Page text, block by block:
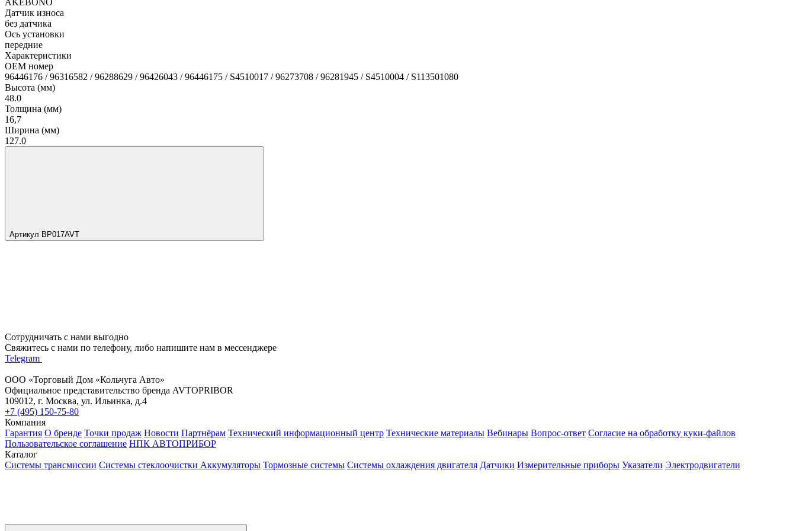
Датчик износа
без датчика
Ось установки
передние
Характеристики
OEM номер
96446176 / 96316582 / 96288629 / 96426043 / 96446175 / S4510017 / 96273708 / 96281945 / S4510004 / S113501080
Высота (мм)
48.0
Толщина (мм)
16,7
Ширина (мм)
127.0
Артикул BP017AVT
Сотрудничать с нами выгодно
Свяжитесь с нами по телефону, либо напишите нам в мессенджере
Telegram
ООО «Торговый Дом «Кольчуга Авто»
Официальное представительство бренда AVTOPRIBOR
109012, г. Москва, ул. Ильинка, д.4
+7 (495) 150-75-80
Компания
Гарантия О бренде Точки продаж Новости Партнёрам Технический информационный центр Технические материалы Вебинары Вопрос-ответ Согласие на обработку куки-файлов
Пользовательское соглашение НПК АВТОПРИБОР
Каталог
Системы трансмиссии Системы стеклоочистки Аккумуляторы Тормозные системы Системы охлаждения двигателя Датчики Измерительные приборы Указатели Электродвигатели